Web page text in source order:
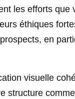
les efforts que
éthiques
en
visuelle
structure